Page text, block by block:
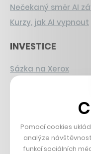
Nečekaný směr AI
Kurzy, jak AI vypnout
INVESTICE
Sázka na Xerox
Strnad v Pirelli
PŘÍBĚHY Z
Boční projekt, co se
Pomocí cookies
analýze
funkcí sociálních